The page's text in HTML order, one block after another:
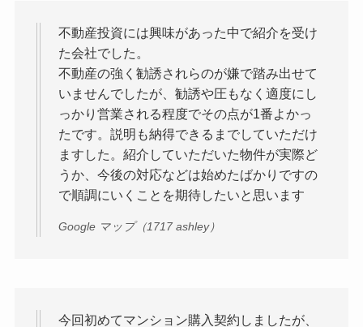
不動産投資には興味があった中で紹介を受け
た会社でした。
不動産の強く勧誘されらのが嫌で踏み出せて
いませんでしたが、勧誘や圧もなく適度にし
っかり営業される程度でその点が1番よかっ
たです。説明も納得できるまでしていただけ
ますした。紹介していただいた物件が実際ど
うか、今後の対応などは始めたばかりですの
で順調にいくことを期待したいと思います
Google マップ（1717 ashley）
今回初めてマンション購入契約しましたが、